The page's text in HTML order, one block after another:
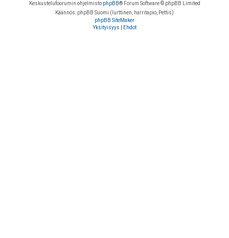
Keskustelufoorumin ohjelmisto phpBB® Forum Software © phpBB Limited
Käännös: phpBB Suomi (lurttinen, harritapio, Pettis)
phpBB SiteMaker
Yksityisyys
Ehdot